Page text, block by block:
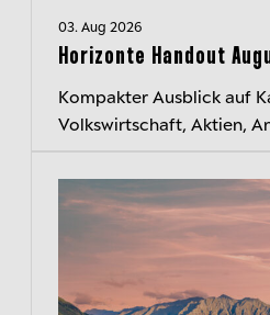
03. Aug 2026
Horizonte Handout
Kompakter Ausblick auf
Volkswirtschaft, Aktien,